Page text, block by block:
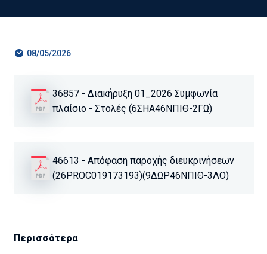
08/05/2026
36857 - Διακήρυξη 01_2026 Συμφωνία
πλαίσιο - Στολές (6ΣΗΑ46ΝΠΙΘ-2ΓΩ)
46613 - Απόφαση παροχής διευκρινήσεων
(26PROC019173193)(9ΔΩΡ46ΝΠΙΘ-3ΛΟ)
Περισσότερα